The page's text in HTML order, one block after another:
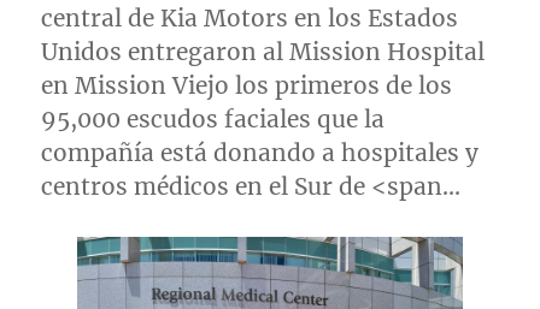
central de Kia Motors en los Estados
Unidos entregaron al Mission Hospital
enMission Viejo los primeros de los
95,000 escudos faciales que la
compañía está donando a hospitales y
centros médicos en el Sur de <span…